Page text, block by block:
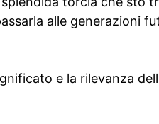
alle generazioni
e la rilevanza